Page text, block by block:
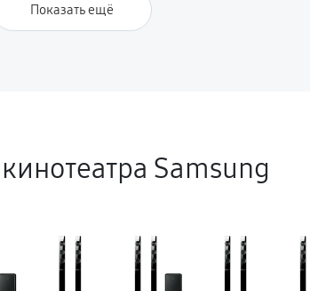
Показать ещё
Samsung